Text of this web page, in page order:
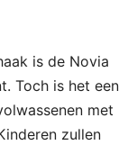
is de Novia
Toch is het een
met
zullen